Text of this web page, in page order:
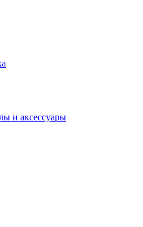
и аксессуары